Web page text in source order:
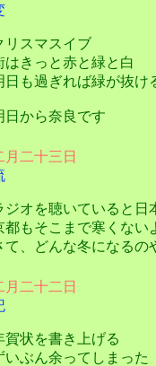
スマスイブ
きっと赤と緑と白
も過ぎれば緑が抜け
から奈良です
月二十三日
オを聴いていると日
もそこまで寒くない
、どんな冬になるの
月二十二日
状を書き上げる
ぶん余ってしまった